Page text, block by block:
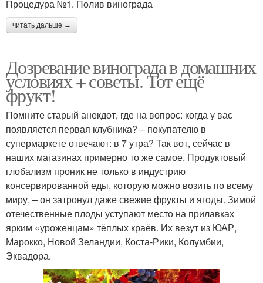
Процедура №1. Полив винограда
читать дальше →
Дозревание винограда в домашних
условиях + советы. Тот ещё
фрукт!
Помните старый анекдот, где на вопрос: когда у вас
появляется первая клубника? – покупателю в
супермаркете отвечают: в 7 утра? Так вот, сейчас в
наших магазинах примерно то же самое. Продуктовый
глобализм проник не только в индустрию
консервированной еды, которую можно возить по всему
миру, – он затронул даже свежие фрукты и ягоды. Зимой
отечественные плоды уступают место на прилавках
ярким «уроженцам» тёплых краёв. Их везут из ЮАР,
Марокко, Новой Зеландии, Коста-Рики, Колумбии,
Эквадора.